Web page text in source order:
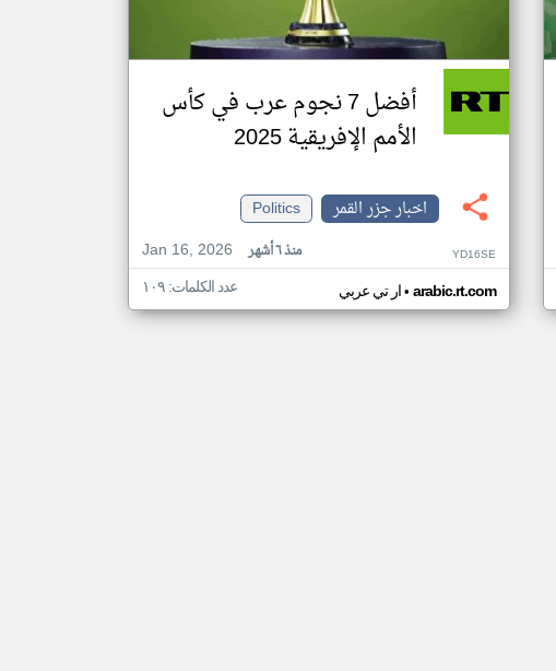
أفضل 7 نجوم عرب في كأس
الأمم الإفريقية 2025
اخبار جزر القمر
Politics
Jan 16, 2026
منذ ٦ أشهر YD16SE
ار تي عربي• arabic.rt.com عدد الكلمات: ١٠٩